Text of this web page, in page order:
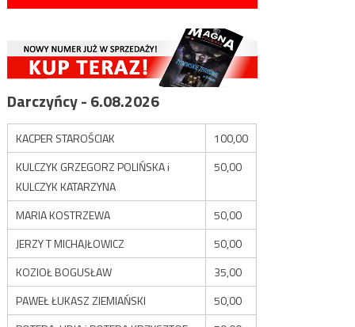
Darczyńcy - 6.08.2026
KACPER STAROŚCIAK
100,00
KULCZYK GRZEGORZ POLIŃSKA i
KULCZYK KATARZYNA
50,00
MARIA KOSTRZEWA
50,00
JERZY T MICHAJŁOWICZ
50,00
KOZIOŁ BOGUSŁAW
35,00
PAWEŁ ŁUKASZ ZIEMIAŃSKI
50,00